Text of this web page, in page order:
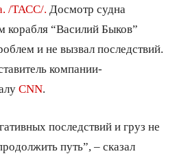
/ТАСС/. Досмотр судна
корабля “Василий Быков”
и не вызвал последствий.
компании-
CNN
последствий и груз не
путь”, – сказал